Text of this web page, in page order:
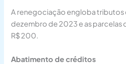
A renegociação engloba tributos
dezembro de 2023 e as parcelas
R$ 200.
Abatimento de créditos